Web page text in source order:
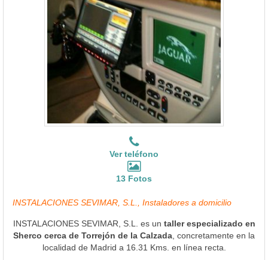
Ver teléfono
13 Fotos
INSTALACIONES SEVIMAR, S.L., Instaladores a domicilio
INSTALACIONES SEVIMAR, S.L. es un taller especializado en
Sherco cerca de Torrejón de la Calzada , concretamente en la
localidad de Madrid a 16.31 Kms. en línea recta.